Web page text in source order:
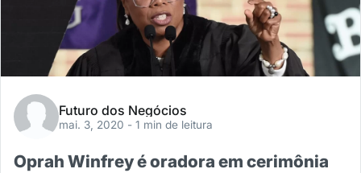
Futuro dos Negócios
mai. 3, 2020 - 1 min de leitura
Oprah Winfrey é oradora em cerimônia